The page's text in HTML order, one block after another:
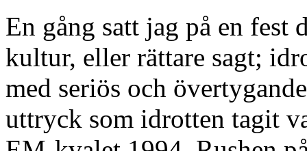
En gång satt jag på en
kultur, eller rättare sagt;
med seriös och
uttryck som idrotten tagit